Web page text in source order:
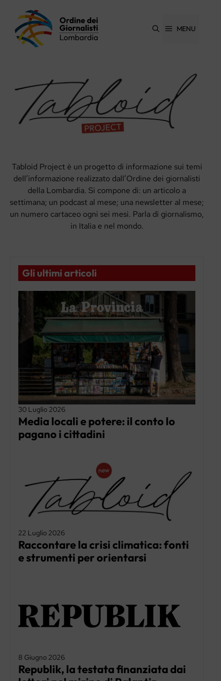
contenuto
MENU
Tabloid Project è un progetto di informazione sui temi
dell’informazione realizzato dall’Ordine dei giornalisti
della Lombardia. Si compone di: un articolo a
settimana; un podcast al mese; una newsletter al mese;
un numero cartaceo ogni sei mesi. Parla di giornalismo,
in Italia e nel mondo.
Gli ultimi articoli
30 Luglio 2026
Media locali e potere: il conto lo
pagano i cittadini
22 Luglio 2026
Raccontare la crisi climatica: fonti
e strumenti per orientarsi
8 Giugno 2026
Republik, la testata finanziata dai